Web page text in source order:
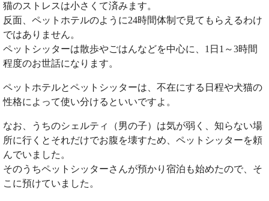
猫のストレスは小さくて済みます。
反面、ペットホテルのように24時間体制で見てもらえるわけ
ではありません。
ペットシッターは散歩やごはんなどを中心に、1日1～3時間
程度のお世話になります。
ペットホテルとペットシッターは、不在にする日程や犬猫の
性格によって使い分けるといいですよ。
なお、うちのシェルティ（男の子）は気が弱く、知らない場
所に行くとそれだけでお腹を壊すため、ペットシッターを頼
んでいました。
そのうちペットシッターさんが預かり宿泊も始めたので、そ
こに預けていました。